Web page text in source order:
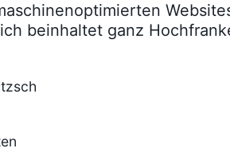
beinhaltet ganz